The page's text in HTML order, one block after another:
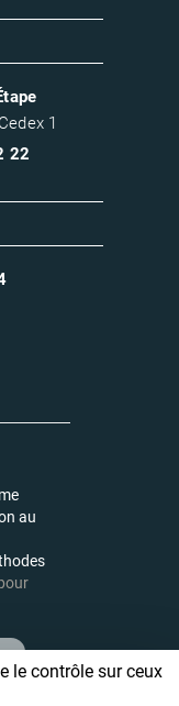
1
22
au
le contrôle sur ceux